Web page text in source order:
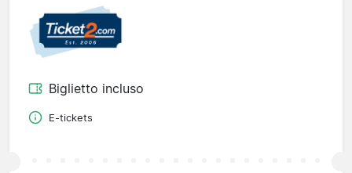
Biglietto incluso
E-tickets